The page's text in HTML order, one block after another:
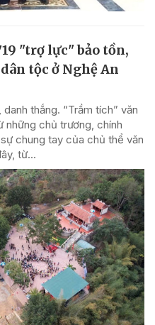
"trợ lực" bảo tồn,
tộc ở Nghệ An
thắng. “Trầm tích” văn
chủ trương, chính
chung tay của chủ thể văn
từ...